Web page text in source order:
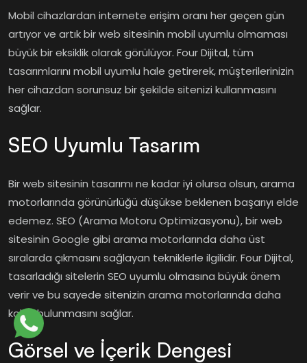
Mobil cihazlardan internete erişim oranı her geçen gün
artıyor ve artık bir web sitesinin mobil uyumlu olmaması
büyük bir eksiklik olarak görülüyor. Four Dijital, tüm
tasarımlarını mobil uyumlu hale getirerek, müşterilerinizin
her cihazdan sorunsuz bir şekilde sitenizi kullanmasını
sağlar.
SEO Uyumlu Tasarım
Bir web sitesinin tasarımı ne kadar iyi olursa olsun, arama
motorlarında görünürlüğü düşükse beklenen başarıyı elde
edemez. SEO (Arama Motoru Optimizasyonu), bir web
sitesinin Google gibi arama motorlarında daha üst
sıralarda çıkmasını sağlayan tekniklerle ilgilidir. Four Dijital,
tasarladığı sitelerin SEO uyumlu olmasına büyük önem
verir ve bu sayede sitenizin arama motorlarında daha
kolay bulunmasını sağlar.
Görsel ve İçerik Dengesi